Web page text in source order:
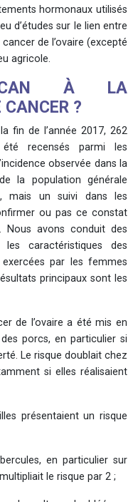
hormonaux utilisés
d’études sur le lien entre
de l’ovaire (excepté
agricole.
À LA
CANCER ?
fin de l’année 2017, 262
recensés parmi les
observée dans la
la population générale
mais un suivi dans les
ou pas ce constat
avons conduit des
caractéristiques des
par les femmes
principaux sont les
de l’ovaire a été mis en
porcs, en particulier si
Le risque doublait chez
si elles réalisaient
présentaient un risque
en particulier sur
le risque par 2 ;